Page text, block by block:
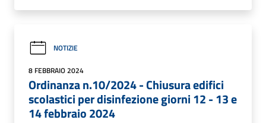
NOTIZIE
8 FEBBRAIO 2024
Ordinanza n.10/2024 - Chiusura edifici
scolastici per disinfezione giorni 12 - 13 e
14 febbraio 2024